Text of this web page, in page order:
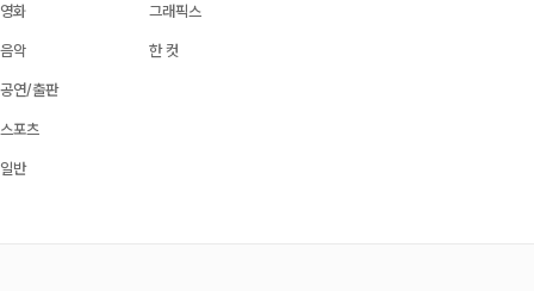
영화
음악
공연/출판
스포츠
일반
그래픽스
한 컷